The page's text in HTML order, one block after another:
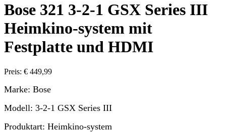
Bose 321 3-2-1 GSX Series III
Heimkino-system mit
Festplatte und HDMI
Preis: € 449,99
Marke: Bose
Modell: 3-2-1 GSX Series III
Produktart: Heimkino-system